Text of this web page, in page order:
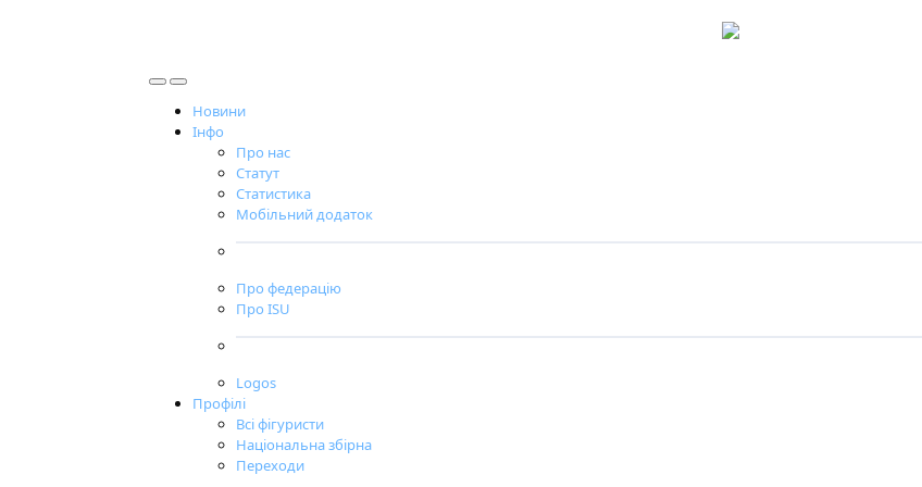
Новини
Інфо
Про нас
Статут
Статистика
Мобільний додаток
Про федерацію
Про ISU
Logos
Профілі
Всі фігуристи
Національна збірна
Переходи